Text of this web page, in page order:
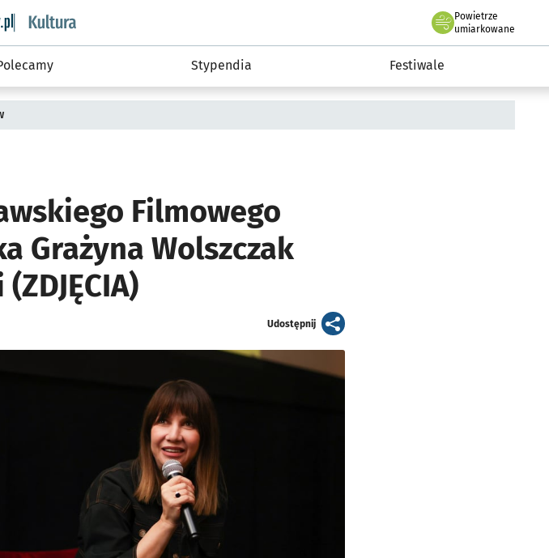
wroclaw.pl podserwis: Kultura
Powietrze
we Wrocławiu
umiarkowane
Stypendia Festiwale
Filmowego
Grażyna Wolszczak
Udostępnijartykuł